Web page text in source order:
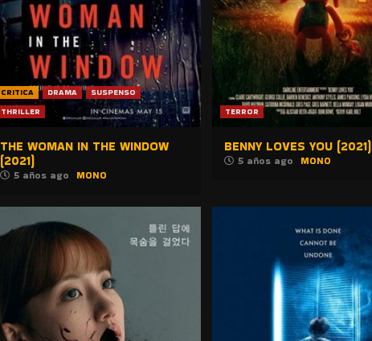
CRITICA DRAMA
SUSPENSO
THRILLER
THE WOMAN IN THE WINDOW
(2021)
5 años ago MONO
TERROR
BENNY LOVES YOU (2021)
5 años ago MONO